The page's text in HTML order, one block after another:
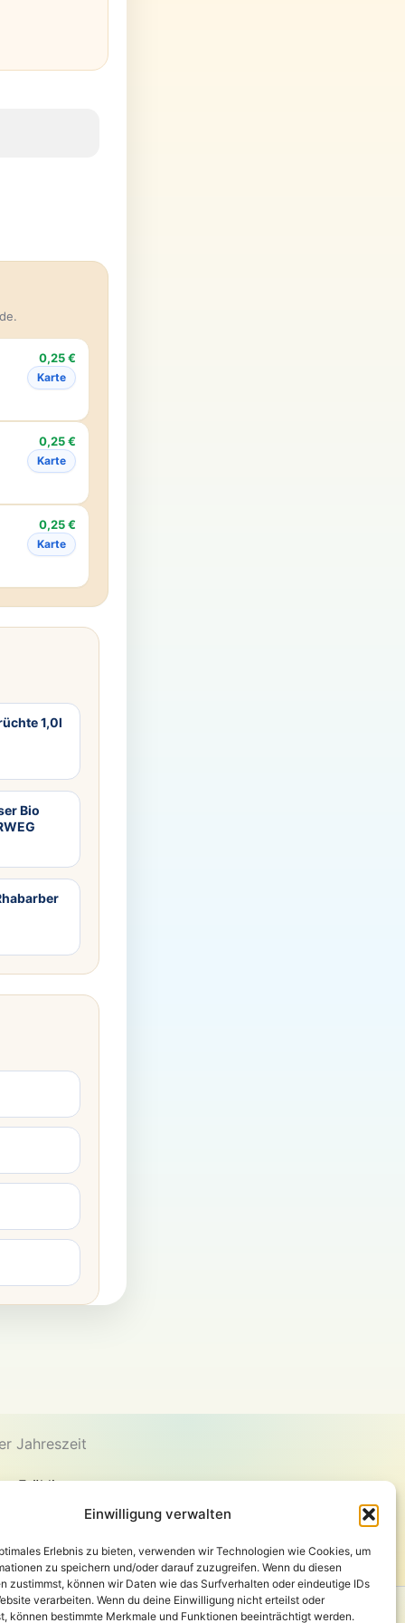
Einwilligung verwalten
Erlebnis zu bieten, verwenden wir Technologien wie Cookies, um
zu speichern und/oder darauf zuzugreifen. Wenn du diesen
zustimmst, können wir Daten wie das Surfverhalten oder eindeutige IDs
verarbeiten. Wenn du deine Einwilligung nicht erteilst oder
können bestimmte Merkmale und Funktionen beeinträchtigt werden.
0,25 €
Karte
0,25 €
Karte
0,25 €
Karte
1,0l
Bio
Jahreszeit
Frühling
Winter